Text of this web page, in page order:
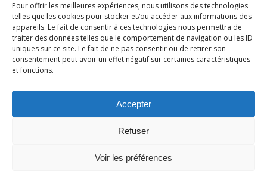
Pour offrir les meilleures expériences, nous utilisons des technologies
telles que les cookies pour stocker et/ou accéder aux informations des
appareils. Le fait de consentir à ces technologies nous permettra de
traiter des données telles que le comportement de navigation ou les ID
uniques sur ce site. Le fait de ne pas consentir ou de retirer son
consentement peut avoir un effet négatif sur certaines caractéristiques
et fonctions.
Accepter
Refuser
Voir les préférences
Mentions légales
Plan du site
Politique de cookies (UE)
© 2026 Verre Son Être Véronique Meslay à
Fromentières Mayenne 53. Création